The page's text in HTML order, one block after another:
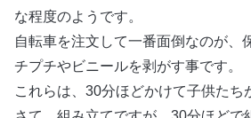
な程度のようです。
自転車を注文して一番面倒なのが、
チプチやビニールを剥がす事です。
これらは、30分ほどかけて子供たち